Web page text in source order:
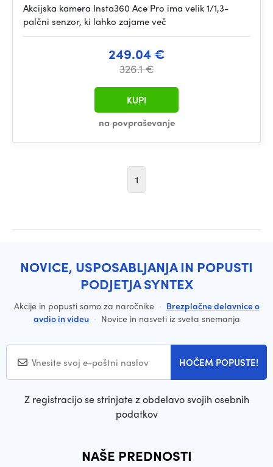
Akcijska kamera Insta360 Ace Pro ima velik 1/1,3-
palčni senzor, ki lahko zajame več
249.04 €
326.1 €
na povpraševanje
KUPI
1
NOVICE, USPOSABLJANJA IN POPUSTI
PODJETJA SYNTEX
Akcije in popusti samo za naročnike · Brezplačne delavnice o
avdio in videu · Novice in nasveti iz sveta snemanja
HOČEM POPUSTE!
Z registracijo se strinjate z obdelavo svojih osebnih
podatkov
NAŠE PREDNOSTI